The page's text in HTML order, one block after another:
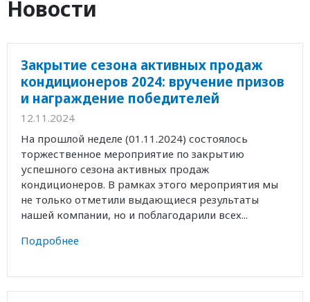
Новости
Закрытие сезона активных продаж
кондиционеров 2024: вручение призов
и награждение победителей
12.11.2024
На прошлой неделе (01.11.2024) состоялось
торжественное мероприятие по закрытию
успешного сезона активных продаж
кондиционеров. В рамках этого мероприятия мы
не только отметили выдающиеся результаты
нашей компании, но и поблагодарили всех...
Подробнее